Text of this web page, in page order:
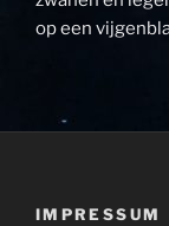
op een
IMPRESSUM